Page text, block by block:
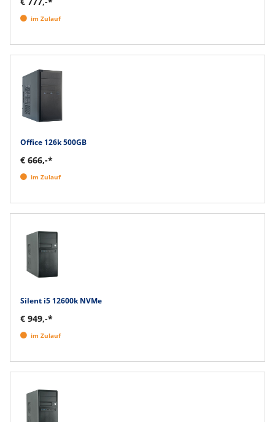
im Zulauf
Office 126k 500GB
€ 666,-*
im Zulauf
Silent i5 12600k NVMe
€ 949,-*
im Zulauf